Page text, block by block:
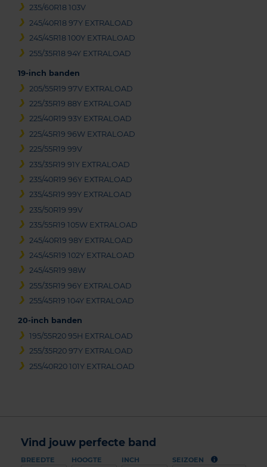
235/60R18 103V
245/40R18 97Y EXTRALOAD
245/45R18 100Y EXTRALOAD
255/35R18 94Y EXTRALOAD
19-inch banden
205/55R19 97V EXTRALOAD
225/35R19 88Y EXTRALOAD
225/40R19 93Y EXTRALOAD
225/45R19 96W EXTRALOAD
225/55R19 99V
235/35R19 91Y EXTRALOAD
235/40R19 96Y EXTRALOAD
235/45R19 99Y EXTRALOAD
235/50R19 99V
235/55R19 105W EXTRALOAD
245/40R19 98Y EXTRALOAD
245/45R19 102Y EXTRALOAD
245/45R19 98W
255/35R19 96Y EXTRALOAD
255/45R19 104Y EXTRALOAD
20-inch banden
195/55R20 95H EXTRALOAD
255/35R20 97Y EXTRALOAD
255/40R20 101Y EXTRALOAD
Vind jouw perfecte band
BREEDTE HOOGTE INCH SEIZOEN